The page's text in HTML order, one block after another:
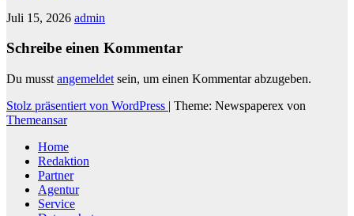
Juli 15, 2026 admin
Schreibe einen Kommentar
Du musst angemeldet sein, um einen Kommentar abzugeben.
Stolz präsentiert von WordPress | Theme: Newspaperex von
Themeansar
Home
Redaktion
Partner
Agentur
Service